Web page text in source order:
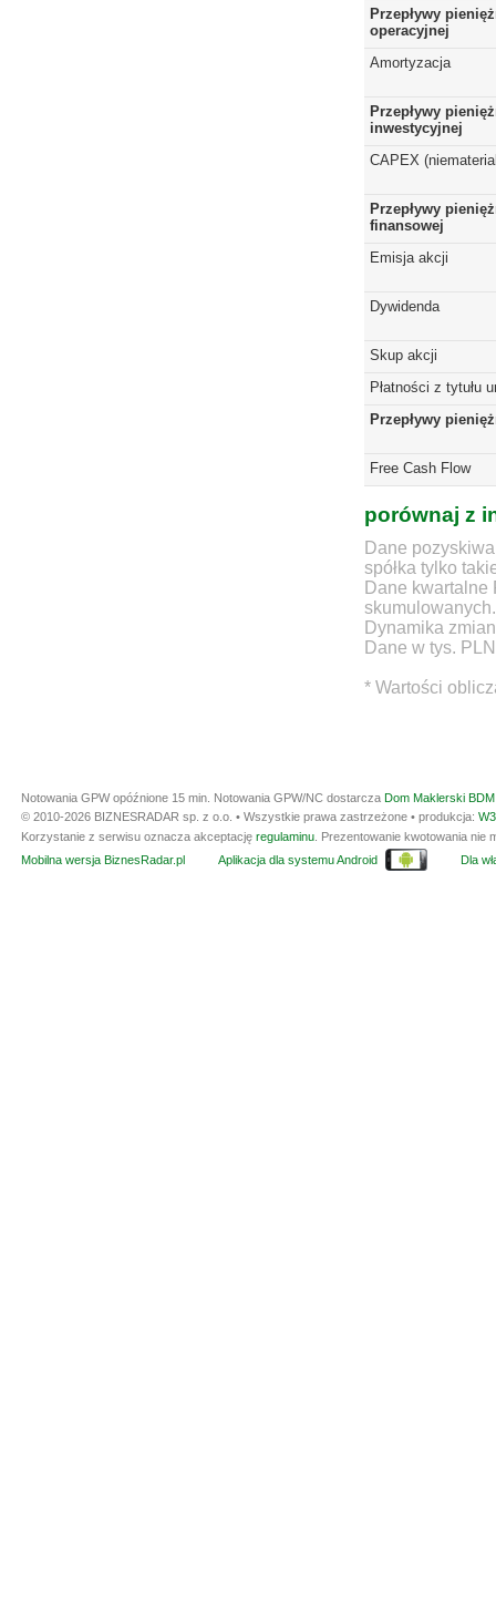
Przepływy
operacyjnej
Amortyzacja
Przepływy
inwestycyjnej
CAPEX
Przepływy
finansowej
Emisja akcji
Dywidenda
Skup akcji
Płatności z tytułu
Przepływy
Free Cash Flow
porównaj z
Dane
spółka tylko
Dane
skumulowanych.
Dynamika
Dane w tys. PLN
* Wartości
Notowania GPW opóźnione 15 min. Notowania GPW/NC dostarcza Dom Maklerski
© 2010-2026 BIZNESRADAR sp. z o.o. • Wszystkie prawa zastrzeżone • produkcja:
Korzystanie z serwisu oznacza akceptację regulaminu . Prezentowanie kwotowania
Mobilna wersja BiznesRadar.pl
Aplikacja dla systemu Android Dla